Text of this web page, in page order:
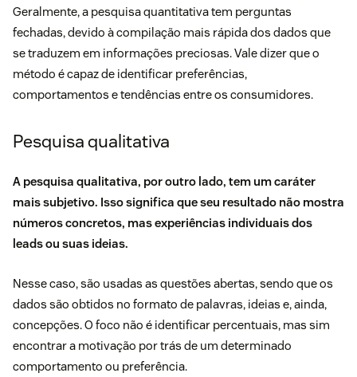
Geralmente, a pesquisa quantitativa tem perguntas
fechadas, devido à compilação mais rápida dos dados que
se traduzem em informações preciosas. Vale dizer que o
método é capaz de identificar preferências,
comportamentos e tendências entre os consumidores.
Pesquisa qualitativa
A pesquisa qualitativa, por outro lado, tem um caráter
mais subjetivo. Isso significa que seu resultado não mostra
números concretos, mas experiências individuais dos
leads ou suas ideias.
Nesse caso, são usadas as questões abertas, sendo que os
dados são obtidos no formato de palavras, ideias e, ainda,
concepções. O foco não é identificar percentuais, mas sim
encontrar a motivação por trás de um determinado
comportamento ou preferência.